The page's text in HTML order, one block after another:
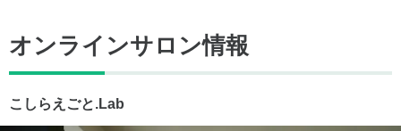
オンラインサロン情報
こしらえごと.Lab